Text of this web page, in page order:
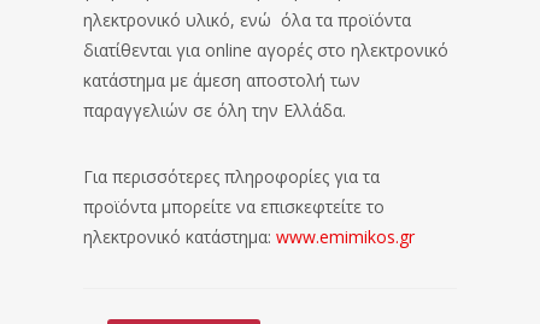
ηλεκτρονικό υλικό, ενώ όλα τα προϊόντα
διατίθενται για online αγορές στο ηλεκτρονικό
κατάστημα με άμεση αποστολή των
παραγγελιών σε όλη την Ελλάδα.
Για περισσότερες πληροφορίες για τα
προϊόντα μπορείτε να επισκεφτείτε το
ηλεκτρονικό κατάστημα: www.emimikos.gr